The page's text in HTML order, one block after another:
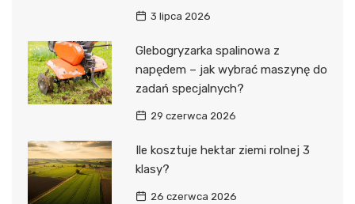
3 lipca 2026
Glebogryzarka spalinowa z
napędem – jak wybrać maszynę do
zadań specjalnych?
29 czerwca 2026
Ile kosztuje hektar ziemi rolnej 3
klasy?
26 czerwca 2026